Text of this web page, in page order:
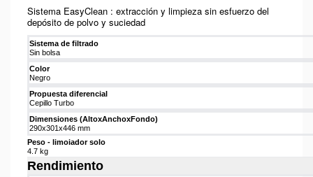
Sistema EasyClean : extracción y limpieza sin esfuerzo del
depósito de polvo y suciedad
Sistema de filtrado
Sin bolsa
Color
Negro
Propuesta diferencial
Cepillo Turbo
Dimensiones (AltoxAnchoxFondo)
290x301x446 mm
Peso - limoiador solo
4.7 kg
Rendimiento